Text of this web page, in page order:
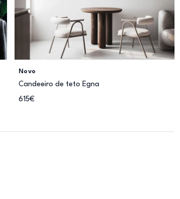
Novo
Candeeiro de teto Egna
615€